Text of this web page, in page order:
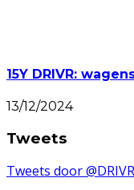
15Y DRIVR:
13/12/2024
Tweets
Tweets door